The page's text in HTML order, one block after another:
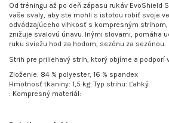
Od tréningu až po deň zápasu rukáv EvoShield
vaše svaly, aby ste mohli s istotou robiť svoje
odvádzajúceho vlhkosť s kompresným strihom,
znižuje svalovú únavu. Inými slovami, pomáha
ruku sviežu hod za hodom, sezónu za sezónou.
Strih pre priliehavý strih, ktorý objíme a podporí
Zloženie: 84 % polyester, 16 % spandex
Hmotnosť tkaniny: 1,5 kg: Typ strihu: Ľahký
: Kompresný materiál: